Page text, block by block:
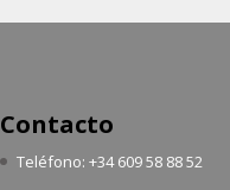
Contacto
Teléfono: +34 609 58 88 52